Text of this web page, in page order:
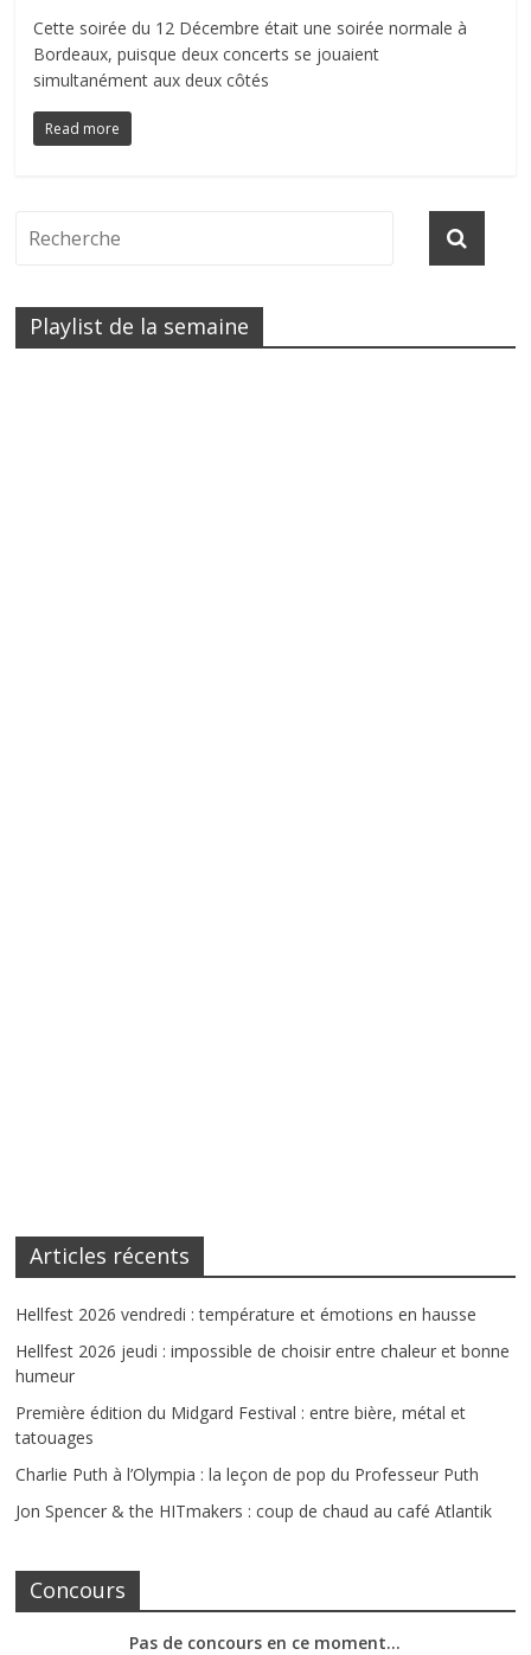
Cette soirée du 12 Décembre était une soirée normale à
Bordeaux, puisque deux concerts se jouaient
simultanément aux deux côtés
Read more
Playlist de la semaine
Articles récents
Hellfest 2026 vendredi : température et émotions en hausse
Hellfest 2026 jeudi : impossible de choisir entre chaleur et bonne
humeur
Première édition du Midgard Festival : entre bière, métal et
tatouages
Charlie Puth à l’Olympia : la leçon de pop du Professeur Puth
Jon Spencer & the HITmakers : coup de chaud au café Atlantik
Concours
Pas de concours en ce moment…